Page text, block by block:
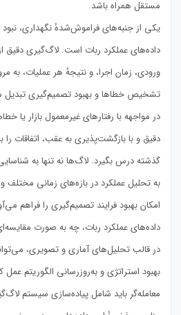
مستقل همراه باشد.
یکی از جنبه‌های فراموش‌شدهٔ نگهداری،
داده‌های عملکرد ربات است. لاگ‌گیری دقیق
ورودی، زمان اجرا، و نتیجهٔ هر عملیات، به
تشخیص خطاها و بهبود تصمیم‌گیری تبدیل
در مواجهه با رفتارهای غیرمعمول بازار یا
دقیق و با بازگشت‌پذیری به عقب، اتفاقات را
گذشته درس بگیرد. لاگ‌ها نه تنها به
به تحلیل عملکرد در بازه‌های زمانی مختلف و
امکان بهبود فرایند تصمیم‌گیری را فراهم
داده‌های عملکرد ربات، چه به صورت
در قالب تحلیل‌های آماری و تصویری،
بهبود استراتژی و به‌روزرسانی الگوریتم عمل
معامله‌گر باید شامل پیاده‌سازی سیستم